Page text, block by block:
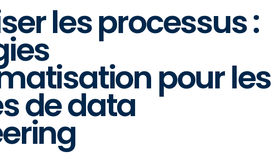
les processus :
pour les
de data